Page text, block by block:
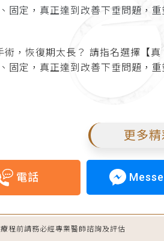
固定，真正達到改善下垂問題，
術，恢復期太長？ 請指名選擇【
固定，真正達到改善下垂問題，
更多
電話
程前請務必經專業醫師諮詢及評估